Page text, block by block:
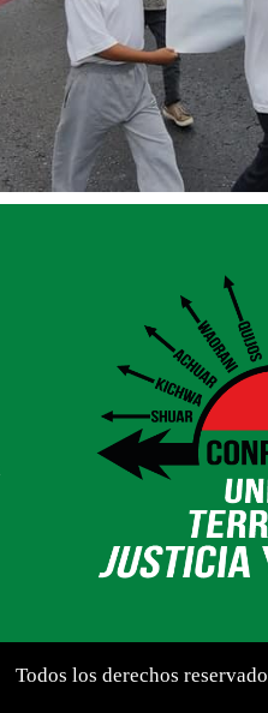
Todos los derechos